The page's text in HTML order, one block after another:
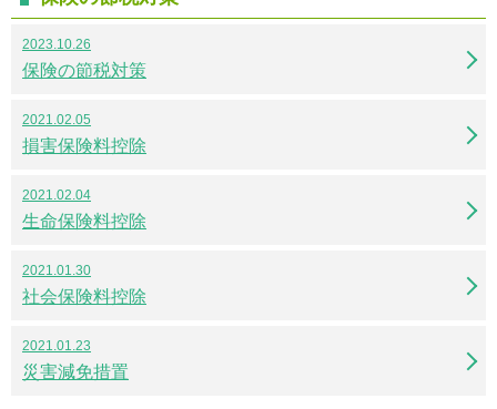
2023.10.26
保険の節税対策
2021.02.05
損害保険料控除
2021.02.04
生命保険料控除
2021.01.30
社会保険料控除
2021.01.23
災害減免措置